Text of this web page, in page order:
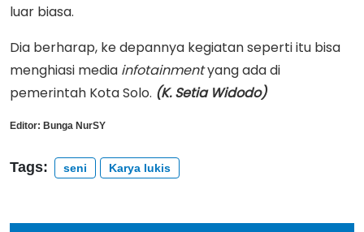
luar biasa.
Dia berharap, ke depannya kegiatan seperti itu bisa
menghiasi media infotainmentyang ada di
pemerintah Kota Solo. (K. Setia Widodo)
Editor: Bunga NurSY
Tags: seni Karya lukis